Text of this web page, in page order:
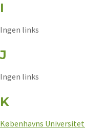
I
Ingen links
J
Ingen links
K
Københavns